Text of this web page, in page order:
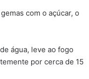
com o açúcar, o
água, leve ao fogo
por cerca de 15